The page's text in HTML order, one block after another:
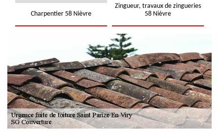
Charpentier 58 Nièvre
Zingueur, travaux de zingueries
58 Nièvre